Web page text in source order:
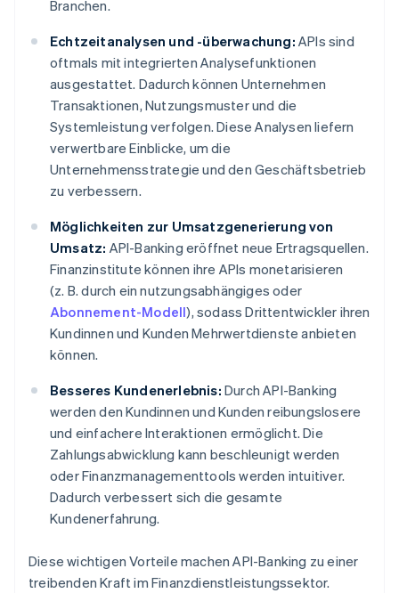
Branchen.
Echtzeitanalysen und -überwachung: APIs sind
oftmals mit integrierten Analysefunktionen
ausgestattet. Dadurch können Unternehmen
Transaktionen, Nutzungsmuster und die
Systemleistung verfolgen. Diese Analysen liefern
verwertbare Einblicke, um die
Unternehmensstrategie und den Geschäftsbetrieb
zu verbessern.
Möglichkeiten zur Umsatzgenerierung von
Umsatz: API-Banking eröffnet neue Ertragsquellen.
Finanzinstitute können ihre APIs monetarisieren
(z. B. durch ein nutzungsabhängiges oder
Abonnement-Modell), sodass Drittentwickler ihren
Kundinnen und Kunden Mehrwertdienste anbieten
können.
Besseres Kundenerlebnis: Durch API-Banking
werden den Kundinnen und Kunden reibungslosere
und einfachere Interaktionen ermöglicht. Die
Zahlungsabwicklung kann beschleunigt werden
oder Finanzmanagementtools werden intuitiver.
Dadurch verbessert sich die gesamte
Kundenerfahrung.
Diese wichtigen Vorteile machen API-Banking zu einer
treibenden Kraft im Finanzdienstleistungssektor.